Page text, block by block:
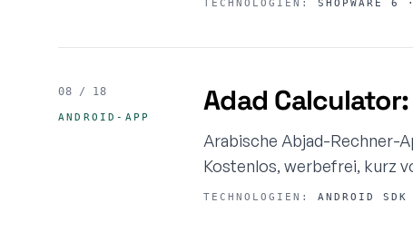
TECHNOLOGIEN: SHOPWARE 6
08 / 18
ANDROID-APP Adad
Arabische Abjad-Rechner-
Kostenlos, werbefrei, kurz
TECHNOLOGIEN: ANDROID